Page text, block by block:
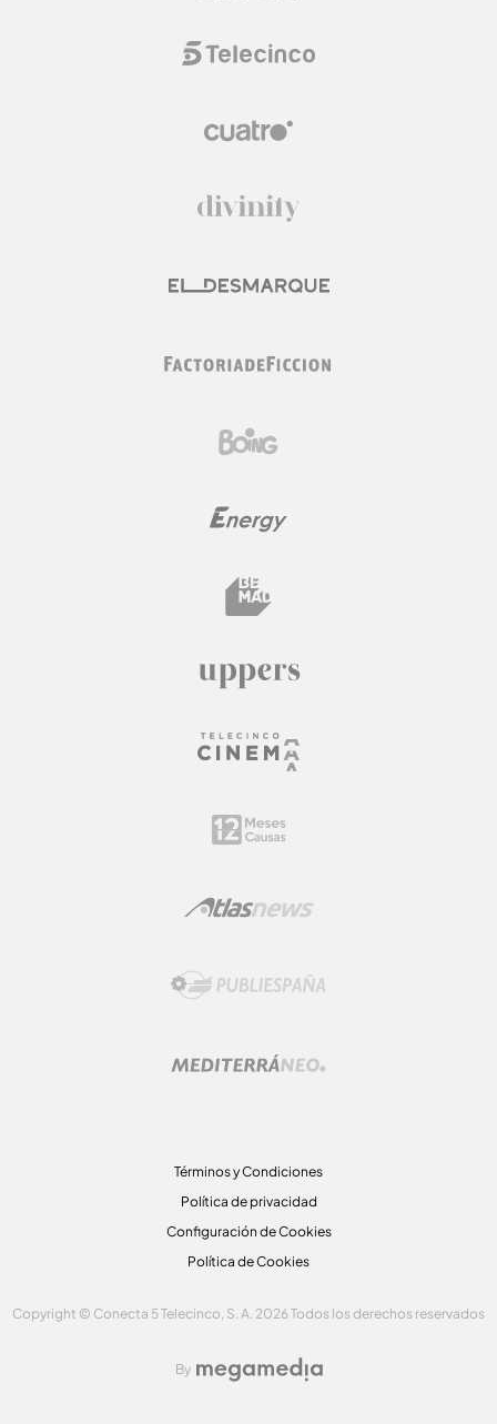
Términos y Condiciones
Política de privacidad
Configuración de Cookies
Política de Cookies
Copyright © Conecta 5 Telecinco, S. A. 2026 Todos los derechos reservados
By